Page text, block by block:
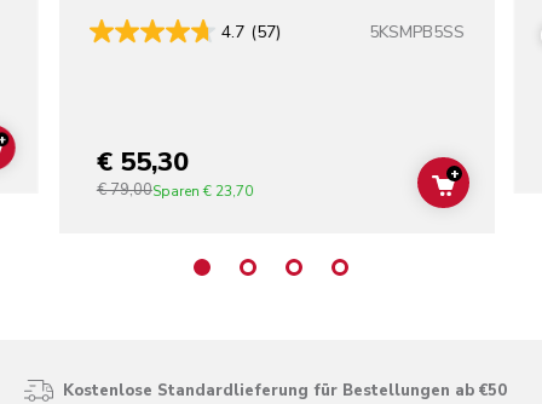
ADD TO CART
4.7 (57) 5KSMPB5SS
€ 55,30
€ 79,00Sparen € 23,70 ADD TO
+
Kostenlose Standardlieferung für Bestellungen ab €50